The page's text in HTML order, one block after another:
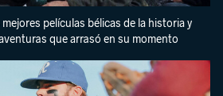
películas bélicas de la historia y
que arrasó en su momento